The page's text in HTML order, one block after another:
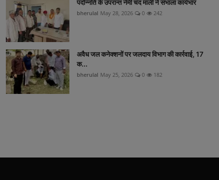
पदोन्नति के उपरान्त नेमी चंद माली ने संभाला कार्यभार
bherulal May 28, 2026 0 242
अवैध जल कनेक्शनों पर जलदाय विभाग की कार्रवाई, 17
क...
bherulal May 25, 2026 0 182